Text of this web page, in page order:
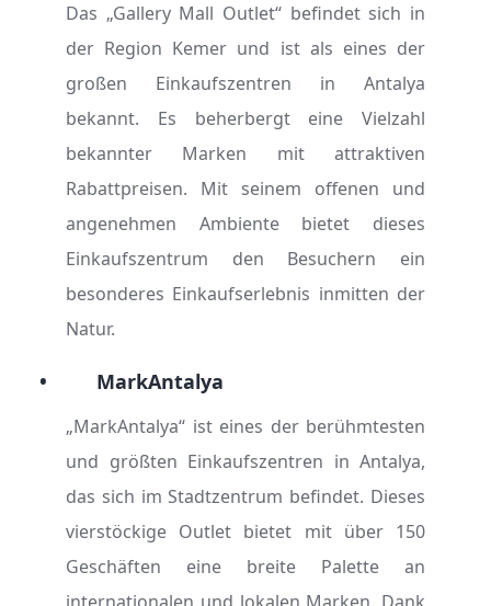
Das „Gallery Mall Outlet“ befindet sich in
der Region Kemer und ist als eines der
großen Einkaufszentren in Antalya
bekannt. Es beherbergt eine Vielzahl
bekannter Marken mit attraktiven
Rabattpreisen. Mit seinem offenen und
angenehmen Ambiente bietet dieses
Einkaufszentrum den Besuchern ein
besonderes Einkaufserlebnis inmitten der
Natur.
• MarkAntalya
„MarkAntalya“ ist eines der berühmtesten
und größten Einkaufszentren in Antalya,
das sich im Stadtzentrum befindet. Dieses
vierstöckige Outlet bietet mit über 150
Geschäften eine breite Palette an